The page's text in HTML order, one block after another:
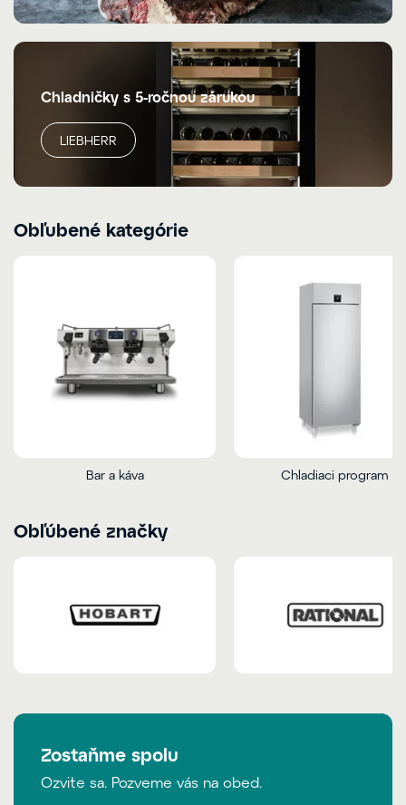
Chladničky s 5-ročnou zárukou
LIEBHERR
Obľubené kategórie
Bar a káva Chladiaci program
Obľúbené značky
Zostaňme spolu
Ozvite sa. Pozveme vás na obed.